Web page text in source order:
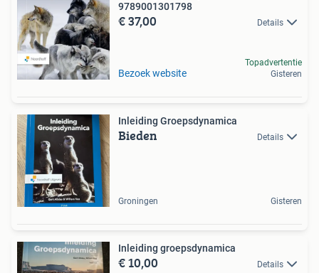
9789001301798
€ 37,00 Details
Bezoek website
Topadvertentie
Gisteren
Inleiding Groepsdynamica
Bieden Details
Groningen Gisteren
Inleiding groepsdynamica
€ 10,00 Details